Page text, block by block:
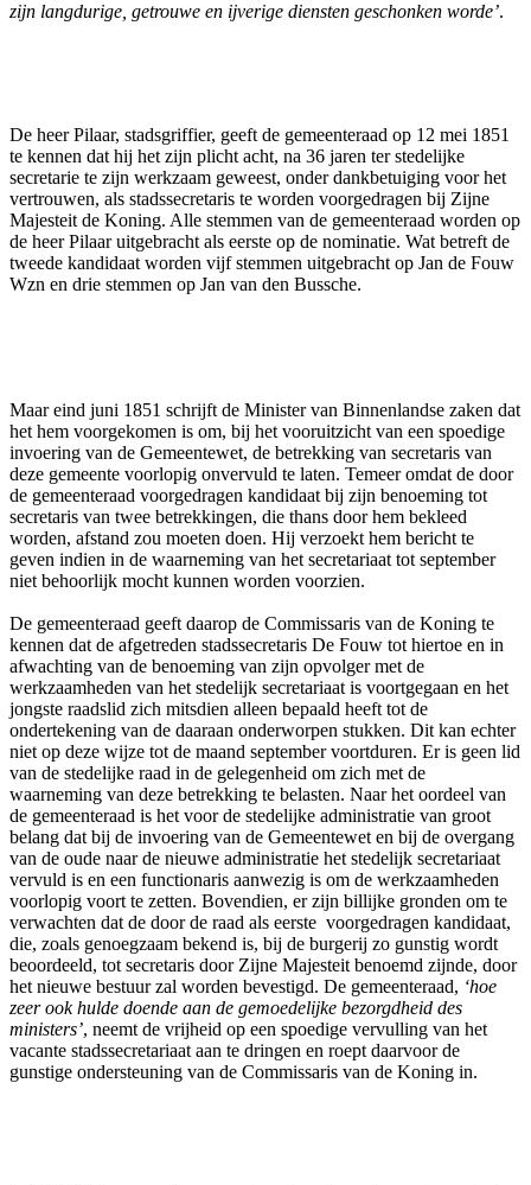
zijn langdurige, getrouwe en ijverige diensten geschonken worde’.
De heer Pilaar, stadsgriffier, geeft de gemeenteraad op 12 mei 1851
te kennen dat hij het zijn plicht acht, na 36 jaren ter stedelijke
secretarie te zijn werkzaam geweest, onder dankbetuiging voor het
vertrouwen, als stadssecretaris te worden voorgedragen bij Zijne
Majesteit de Koning. Alle stemmen van de gemeenteraad worden op
de heer Pilaar uitgebracht als eerste op de nominatie. Wat betreft de
tweede kandidaat worden vijf stemmen uitgebracht op Jan de Fouw
Wzn en drie stemmen op Jan van den Bussche.
Maar eind juni 1851 schrijft de Minister van Binnenlandse zaken dat
het hem voorgekomen is om, bij het vooruitzicht van een spoedige
invoering van de Gemeentewet, de betrekking van secretaris van
deze gemeente voorlopig onvervuld te laten. Temeer omdat de door
de gemeenteraad voorgedragen kandidaat bij zijn benoeming tot
secretaris van twee betrekkingen, die thans door hem bekleed
worden, afstand zou moeten doen. Hij verzoekt hem bericht te
geven indien in de waarneming van het secretariaat tot september
niet behoorlijk mocht kunnen worden voorzien.
De gemeenteraad geeft daarop de Commissaris van de Koning te
kennen dat de afgetreden stadssecretaris De Fouw tot hiertoe en in
afwachting van de benoeming van zijn opvolger met de
werkzaamheden van het stedelijk secretariaat is voortgegaan en het
jongste raadslid zich mitsdien alleen bepaald heeft tot de
ondertekening van de daaraan onderworpen stukken. Dit kan echter
niet op deze wijze tot de maand september voortduren. Er is geen lid
van de stedelijke raad in de gelegenheid om zich met de
waarneming van deze betrekking te belasten. Naar het oordeel van
de gemeenteraad is het voor de stedelijke administratie van groot
belang dat bij de invoering van de Gemeentewet en bij de overgang
van de oude naar de nieuwe administratie het stedelijk secretariaat
vervuld is en een functionaris aanwezig is om de werkzaamheden
voorlopig voort te zetten. Bovendien, er zijn billijke gronden om te
verwachten dat de door de raad als eerste voorgedragen kandidaat,
die, zoals genoegzaam bekend is, bij de burgerij zo gunstig wordt
beoordeeld, tot secretaris door Zijne Majesteit benoemd zijnde, door
het nieuwe bestuur zal worden bevestigd. De gemeenteraad, ‘hoe
zeer ook hulde doende aan de gemoedelijke bezorgdheid des
ministers’, neemt de vrijheid op een spoedige vervulling van het
vacante stadssecretariaat aan te dringen en roept daarvoor de
gunstige ondersteuning van de Commissaris van de Koning in.